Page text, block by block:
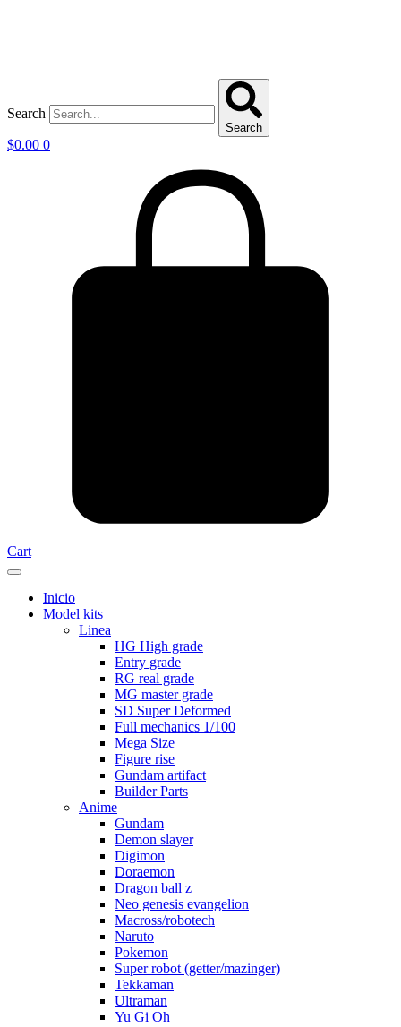
Search
Search
$0.00 0
Cart
Inicio
Model kits
Linea
HG High grade
Entry grade
RG real grade
MG master grade
SD Super Deformed
Full mechanics 1/100
Mega Size
Figure rise
Gundam artifact
Builder Parts
Anime
Gundam
Demon slayer
Digimon
Doraemon
Dragon ball z
Neo genesis evangelion
Macross/robotech
Naruto
Pokemon
Super robot (getter/mazinger)
Tekkaman
Ultraman
Yu Gi Oh